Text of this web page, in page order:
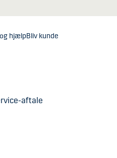
hjælpBliv kunde
aftale